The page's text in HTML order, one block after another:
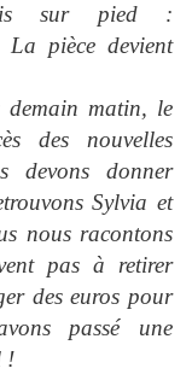
sur pied :
pièce devient
demain matin, le
des nouvelles
devons donner
Sylvia et
nous racontons
pas à retirer
des euros pour
passé une
!